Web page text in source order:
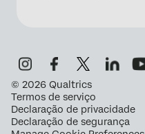
© 2026 Qualtrics
Termos de serviço
Declaração de privacidade
Declaração de segurança